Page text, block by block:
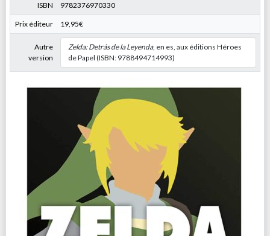
ISBN 9782376970330
Prix éditeur 19,95€
Autre
version
Zelda: Detrás de la Leyenda, en es, aux éditions Héroes
de Papel (ISBN: 9788494714993)